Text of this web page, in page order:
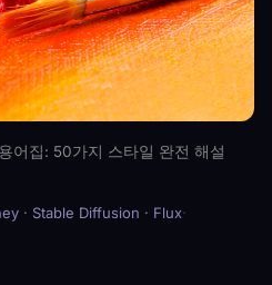
어집: 50가지 스타일 완전 해설
· Stable Diffusion · Flux·